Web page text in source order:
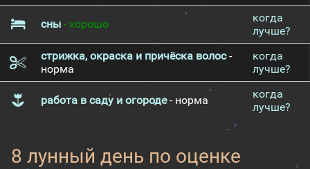
сны - хорошо
когда
лучше?
стрижка, окраска и причёска волос-
норма
когда
лучше?
работа в саду и огороде- норма
когда
лучше?
8 лунный день по оценке